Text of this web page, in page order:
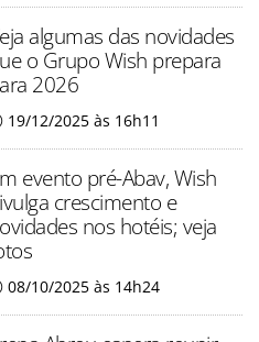
algumas das novidades
o Grupo Wish prepara
2026
19/12/2025 às 16h11
evento pré-Abav, Wish
crescimento e
nos hotéis; veja
08/10/2025 às 14h24